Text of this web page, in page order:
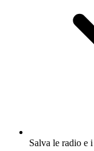
Salva le radio e